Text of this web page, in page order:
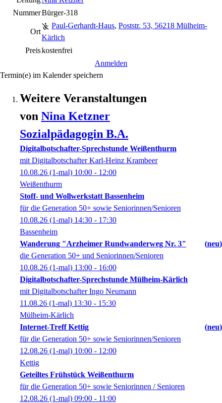
NummerBürger-318
Ort
Paul-Gerhardt-Haus, Poststr. 53, 56218 Mülheim-
Kärlich
Preiskostenfrei
Anmelden
Termin(e) im Kalender speichern
Weitere Veranstaltungen
von Nina Ketzner
Sozialpädagogin B.A.
Digitalbotschafter-Sprechstunde Weißenthurm
mit Digitalbotschafter Karl-Heinz Krambeer
10.08.26 (1-mal) 10:00 - 12:00
Weißenthurm
Stoff- und Wollwerkstatt Bassenheim
für die Generation 50+ sowie Seniorinnen/Senioren
10.08.26 (1-mal) 14:30 - 17:30
Bassenheim
Wanderung "Arzheimer Rundwanderweg Nr. 3"
neu
die Generation 50+ und Seniorinnen/Senioren
10.08.26 (1-mal) 13:00 - 16:00
Digitalbotschafter-Sprechstunde Mülheim-Kärlich
mit Digitalbotschafter Ingo Neumann
11.08.26 (1-mal) 13:30 - 15:30
Mülheim-Kärlich
Internet-Treff Kettig
neu
für die Generation 50+ sowie Seniorinnen/Senioren
12.08.26 (1-mal) 10:00 - 12:00
Kettig
Geteiltes Frühstück Weißenthurm
für die Generation 50+ sowie Seniorinnen / Senioren
12.08.26 (1-mal) 09:00 - 11:00